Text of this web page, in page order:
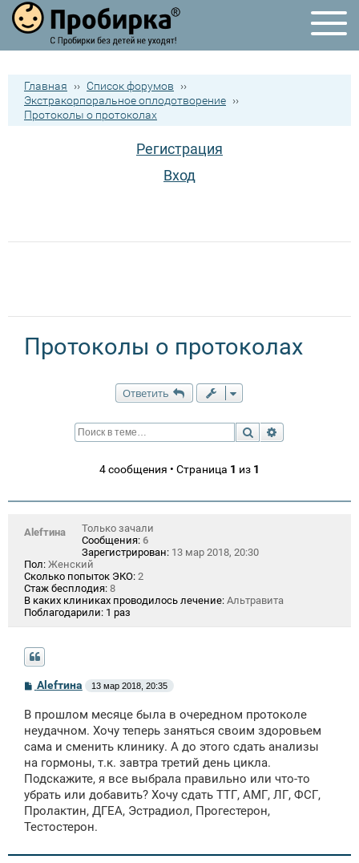
Главная ›› Список форумов
››
Экстракорпоральное оплодотворение ››
Протоколы о протоколах
Регистрация
Вход
Протоколы о протоколах
Ответить
Поиск
4 сообщения • Страница 1 из 1
Аlеfтина
Только зачали
Сообщения: 6
Зарегистрирован: 13 мар 2018, 20:30
Пол: Женский
Сколько попыток ЭКО: 2
Стаж бесплодия: 8
В каких клиниках проводилось лечение: Альтравита
Поблагодарили: 1 раз
С
б
щ
е
н
и
Аlеfтина 13 мар 2018, 20:35
В прошлом месяце была в очередном протоколе
неудачном. Хочу теперь заняться своим здоровьем
сама и сменить клинику. А до этого сдать анализы
на гормоны, т.к. завтра третий день цикла.
Подскажите, я все выбрала правильно или что-то
убрать или добавить? Хочу сдать ТТГ, АМГ, ЛГ, ФСГ,
Пролактин, ДГЕА, Эстрадиол, Прогестерон,
Тестостерон.